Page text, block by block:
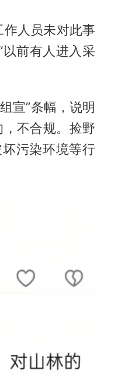
人员未对此事
前有人进入采
宣”条幅，说明
不合规。捡野
污染环境等行